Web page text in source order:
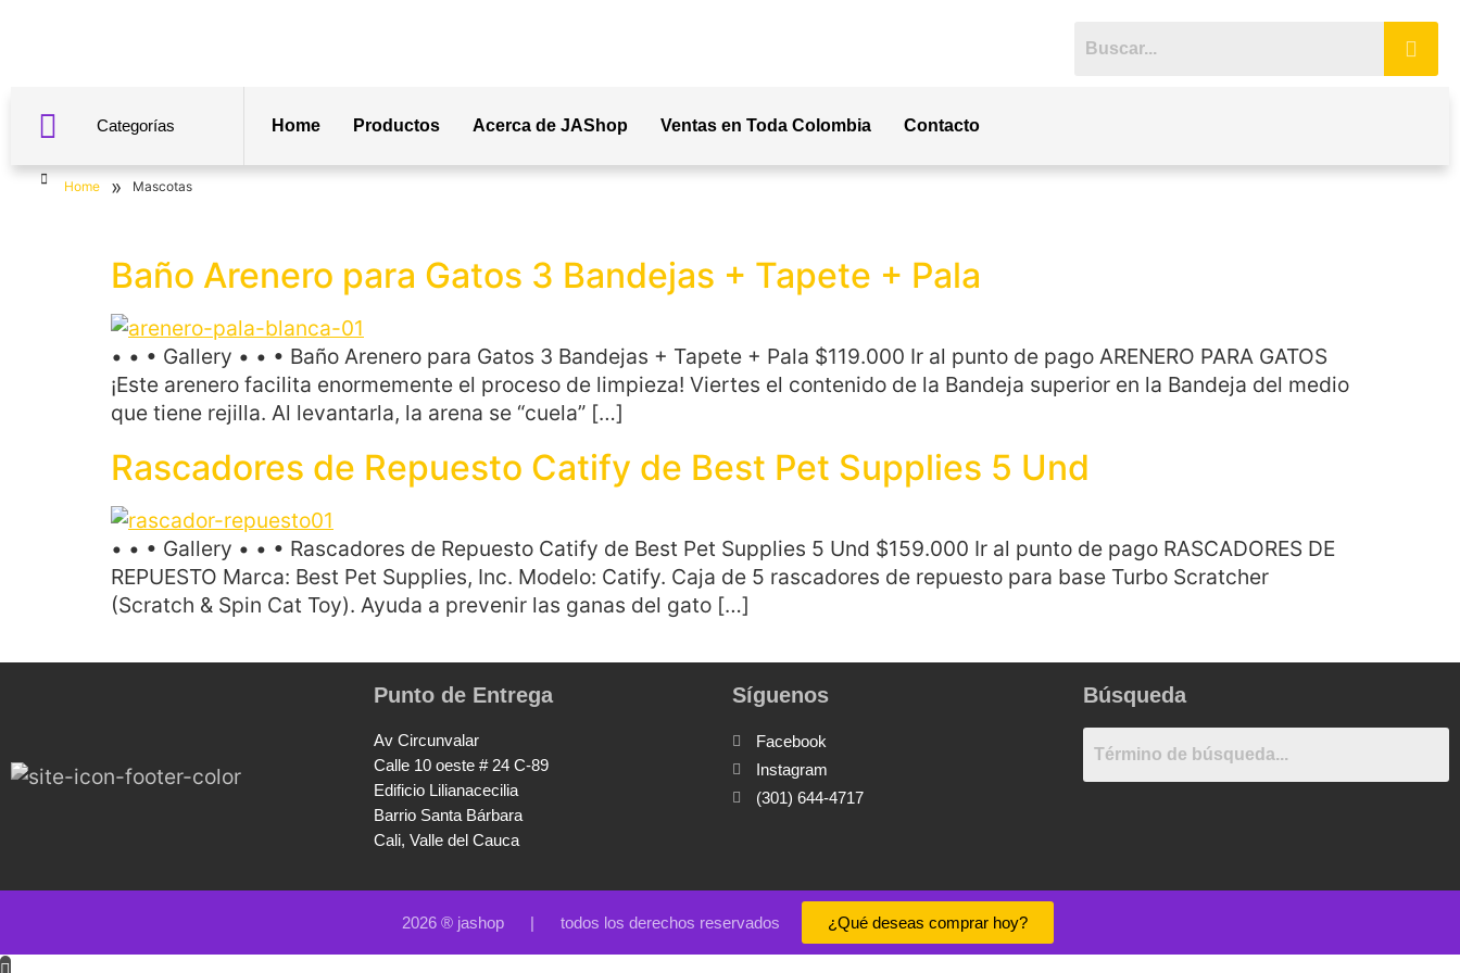
Categorías Home Productos Acerca de JAShop Ventas en Toda Colombia Contacto
Home » Mascotas
Baño Arenero para Gatos 3 Bandejas + Tapete + Pala
• • • Gallery • • • Baño Arenero para Gatos 3 Bandejas + Tapete + Pala $119.000 Ir al punto de pago ARENERO PARA GATOS
¡Este arenero facilita enormemente el proceso de limpieza! Viertes el contenido de la Bandeja superior en la Bandeja del medio
que tiene rejilla. Al levantarla, la arena se “cuela” […]
Rascadores de Repuesto Catify de Best Pet Supplies 5 Und
• • • Gallery • • • Rascadores de Repuesto Catify de Best Pet Supplies 5 Und $159.000 Ir al punto de pago RASCADORES DE
REPUESTO Marca: Best Pet Supplies, Inc. Modelo: Catify. Caja de 5 rascadores de repuesto para base Turbo Scratcher
(Scratch & Spin Cat Toy). Ayuda a prevenir las ganas del gato […]
Punto de Entrega
Av Circunvalar
Calle 10 oeste # 24 C-89
Edificio Lilianacecilia
Barrio Santa Bárbara
Cali, Valle del Cauca
Síguenos
Facebook
Instagram
(301) 644-4717
Búsqueda
2026 ® jashop | todos los derechos reservados ¿Qué deseas comprar hoy?